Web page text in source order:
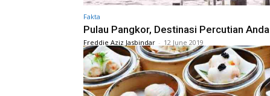
Fakta
Pulau Pangkor, Destinasi Percutian Anda
Freddie Aziz Jasbindar - 12 June 2019